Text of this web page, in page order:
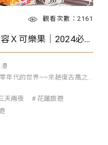
觀看次數：2161
【花蓮海景推薦】花蓮福容Ｘ可樂果｜2024必住可樂果主題房
年代的世界~~來趟復古風之...
天兩夜
花蓮旅遊